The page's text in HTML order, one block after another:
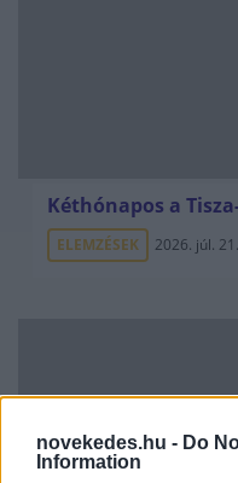
novekedes.hu - Do
Information
Kéthónapos a
ELEMZÉSEK 2026. júl. 21.